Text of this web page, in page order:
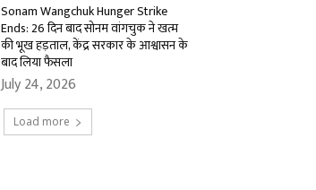
Sonam Wangchuk Hunger Strike
Ends: 26 दिन बाद सोनम वांगचुक ने खत्म
की भूख हड़ताल, केंद्र सरकार के आश्वासन के
बाद लिया फैसला
July 24, 2026
Load more